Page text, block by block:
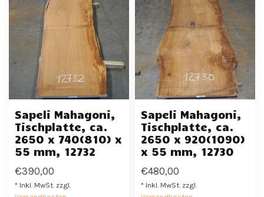
Sapeli Mahagoni,
Tischplatte, ca.
2650 x 740(810) x
55 mm, 12732
€390,00
* Inkl. MwSt. zzgl.
Sapeli Mahagoni,
Tischplatte, ca.
2650 x 920(1090)
x 55 mm, 12730
€480,00
* Inkl. MwSt. zzgl.